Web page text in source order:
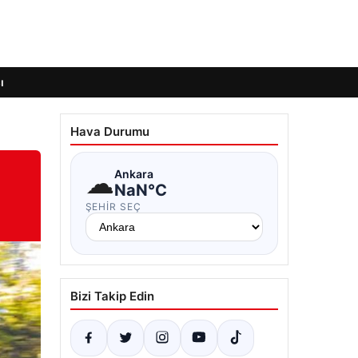
Hava Durumu
☁Ankara
NaN°C
ŞEHIR SEÇ
Bizi Takip Edin